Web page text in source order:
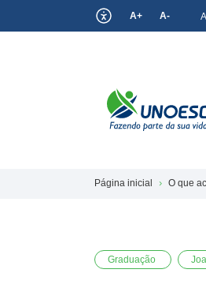
A+ A-
Página inicial O que
Graduação